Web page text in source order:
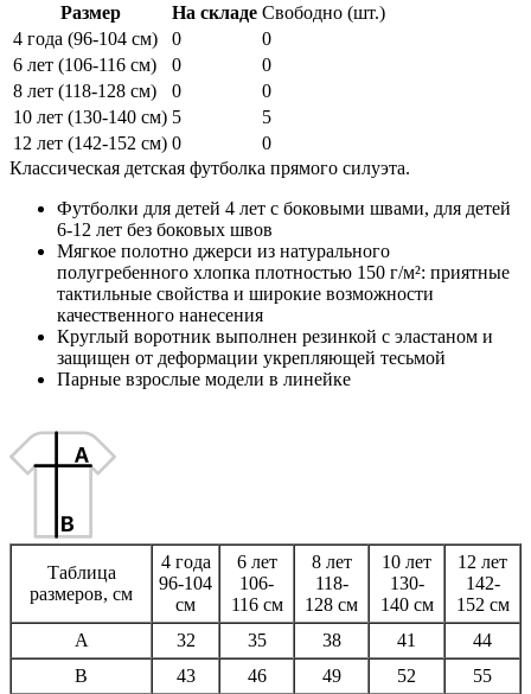
Размер На складе Свободно (шт.)
4 года (96-104 см)
0
0
6 лет (106-116 см)
0
0
8 лет (118-128 см)
0
0
10 лет (130-140 см) 5
5
12 лет (142-152 см) 0
0
Классическая детская футболка прямого силуэта.
Футболки для детей 4 лет с боковыми швами, для детей
6-12 лет без боковых швов
Мягкое полотно джерси из натурального
полугребенного хлопка плотностью 150 г/м²: приятные
тактильные свойства и широкие возможности
качественного нанесения
Круглый воротник выполнен резинкой с эластаном и
защищен от деформации укрепляющей тесьмой
Парные взрослые модели в линейке
Таблица
размеров, см
4 года
96-104
см
6 лет
106-
116 см
8 лет
118-
128 см
10 лет
130-
140 см
12 лет
142-
152 см
A
32 35 38 41
44
B
43 46 49 52 55